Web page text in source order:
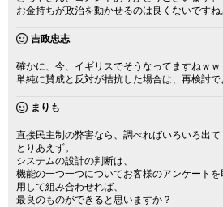
お金持ちが政治を動かせるのは良くないですね
吉政忠志
確かに、今、イギリスでそうなってますねｗｗ
単純に賛成と反対が拮抗した場合は、再検討で
まりも
直接民主制の弊害なら、調べればいろいろ出て
とりあえず。
システムの設計の判断は、
機能の一つ一つについてお客様のアンケート
用して組み合わせれば、
最良のものができると思いますか？